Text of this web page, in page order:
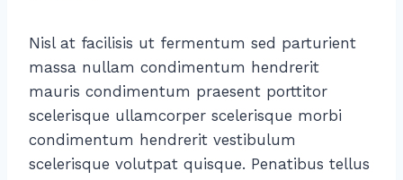
Nisl at facilisis ut fermentum sed parturient
massa nullam condimentum hendrerit
mauris condimentum praesent porttitor
scelerisque ullamcorper scelerisque morbi
condimentum hendrerit vestibulum
scelerisque volutpat quisque. Penatibus tellus